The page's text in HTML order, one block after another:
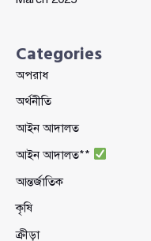
Categories
অপরাধ
অর্থনীতি
আইন আদালত
আইন আদালত**
আন্তর্জাতিক
কৃষি
ক্রীড়া